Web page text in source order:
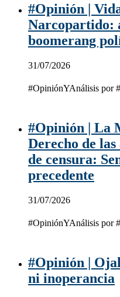
#Opinión |
Narcopartido:
boomerang
31/07/2026
#OpiniónYAnálisis por
#Opinión | La
Derecho de
de censura:
precedente
31/07/2026
#OpiniónYAnálisis por
#Opinión |
ni inoperancia